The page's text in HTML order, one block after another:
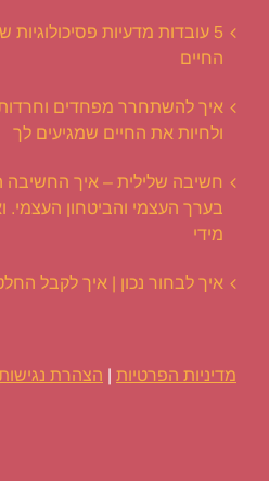
5 עובדות מדעיות
החיים
איך להשתחרר מפחדים
ולחיות את החיים שמגיעים לך
חשיבה שלילית – איך החשיבה
בערך העצמי והביטחון העצמי.
מידי
איך לבחור נכון | איך לקבל
מדיניות הפרטיות | הצהרת